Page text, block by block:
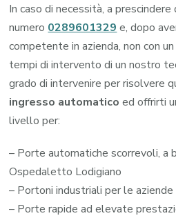
In caso di necessità, a
numero 0289601329 e, dopo
competente in azienda, non con
tempi di intervento di un nostro
grado di intervenire per risolvere
ingresso automatico ed offrirti
livello per:
– Porte automatiche scorrevoli, a
Ospedaletto Lodigiano
– Portoni industriali per le
– Porte rapide ad elevate